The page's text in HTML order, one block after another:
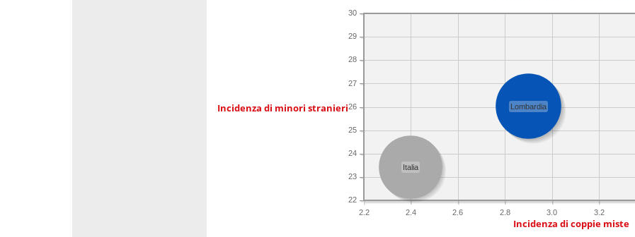
Incidenza di minori stranieri
2.2 2.4 2.6 2.8 3.0 3.2
22
23
24
25
26
27
28
29
30
Lombardia
Italia
Incidenza di coppie miste